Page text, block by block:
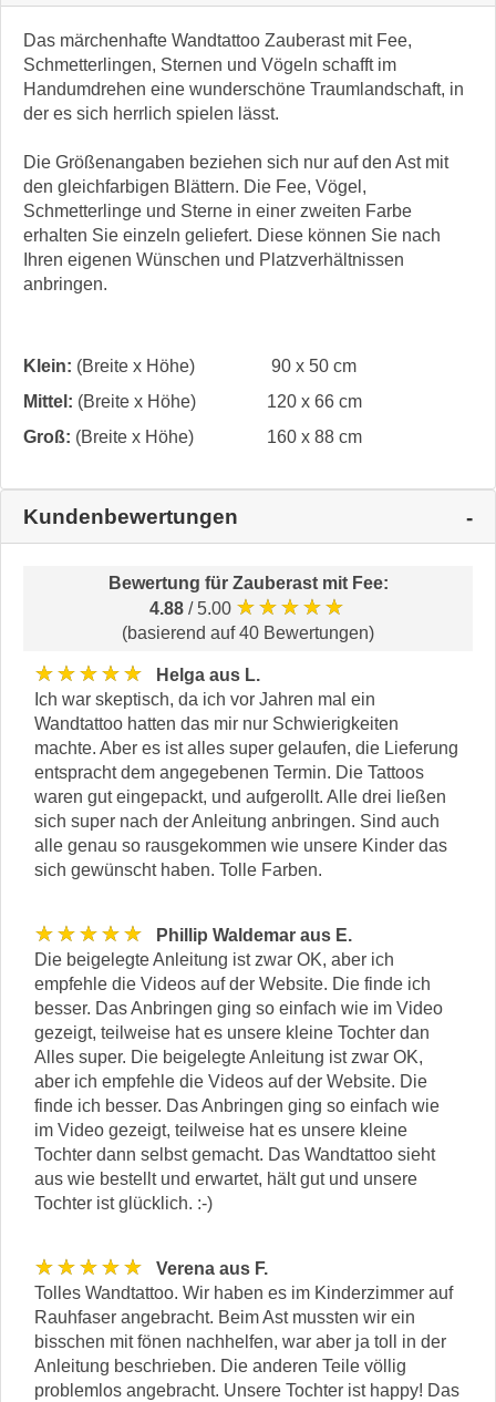
Das märchenhafte Wandtattoo Zauberast mit Fee,
Schmetterlingen, Sternen und Vögeln schafft im
Handumdrehen eine wunderschöne Traumlandschaft, in
der es sich herrlich spielen lässt.
Die Größenangaben beziehen sich nur auf den Ast mit
den gleichfarbigen Blättern. Die Fee, Vögel,
Schmetterlinge und Sterne in einer zweiten Farbe
erhalten Sie einzeln geliefert. Diese können Sie nach
Ihren eigenen Wünschen und Platzverhältnissen
anbringen.
Klein: (Breite x Höhe)
90 x 50 cm
Mittel: (Breite x Höhe)
120 x 66 cm
Groß: (Breite x Höhe) 160 x 88 cm
Kundenbewertungen
Bewertung für Zauberast mit Fee:
4.88 / 5.00 ★★★★★
(basierend auf 40 Bewertungen)
★★★★★
Helga aus L.
Ich war skeptisch, da ich vor Jahren mal ein
Wandtattoo hatten das mir nur Schwierigkeiten
machte. Aber es ist alles super gelaufen, die Lieferung
entspracht dem angegebenen Termin. Die Tattoos
waren gut eingepackt, und aufgerollt. Alle drei ließen
sich super nach der Anleitung anbringen. Sind auch
alle genau so rausgekommen wie unsere Kinder das
sich gewünscht haben. Tolle Farben.
★★★★★
Phillip Waldemar aus E.
Die beigelegte Anleitung ist zwar OK, aber ich
empfehle die Videos auf der Website. Die finde ich
besser. Das Anbringen ging so einfach wie im Video
gezeigt, teilweise hat es unsere kleine Tochter dan
Alles super. Die beigelegte Anleitung ist zwar OK,
aber ich empfehle die Videos auf der Website. Die
finde ich besser. Das Anbringen ging so einfach wie
im Video gezeigt, teilweise hat es unsere kleine
Tochter dann selbst gemacht. Das Wandtattoo sieht
aus wie bestellt und erwartet, hält gut und unsere
Tochter ist glücklich. :-)
★★★★★
Verena aus F.
Tolles Wandtattoo. Wir haben es im Kinderzimmer auf
Rauhfaser angebracht. Beim Ast mussten wir ein
bisschen mit fönen nachhelfen, war aber ja toll in der
Anleitung beschrieben. Die anderen Teile völlig
problemlos angebracht. Unsere Tochter ist happy! Das